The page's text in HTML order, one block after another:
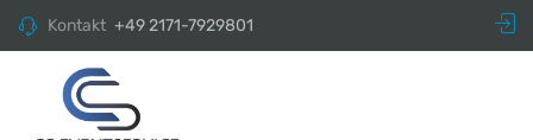
Kontakt +49 2171-7929801